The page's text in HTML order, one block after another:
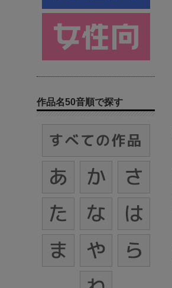
作品名50音順で探す